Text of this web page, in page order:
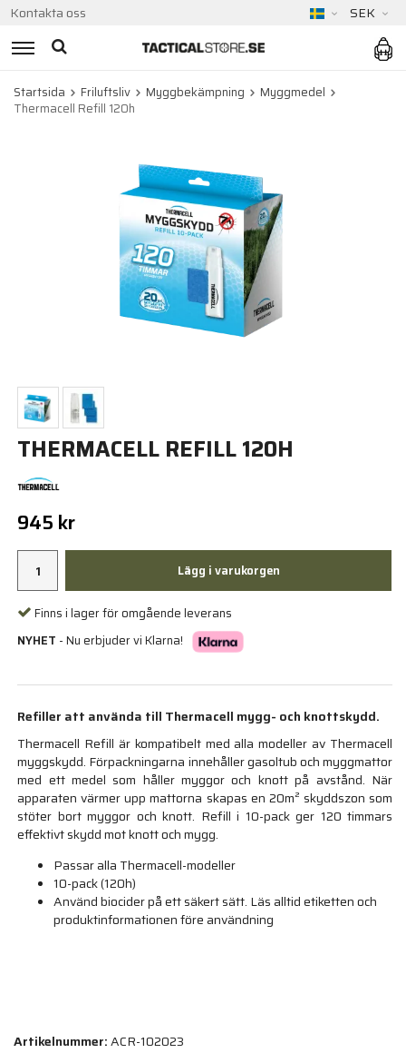
Kontakta oss SEK
Startsida Friluftsliv Myggbekämpning
Myggmedel
Thermacell Refill 120h
THERMACELL REFILL 120H
945 kr
Lägg i varukorgen
Finns i lager för omgående leverans
NYHET - Nu erbjuder vi Klarna!
Refiller att använda till Thermacell mygg- och knottskydd.
Thermacell Refill är kompatibelt med alla modeller av Thermacell
myggskydd. Förpackningarna innehåller gasoltub och myggmattor
med ett medel som håller myggor och knott på avstånd. När
apparaten värmer upp mattorna skapas en 20m² skyddszon som
stöter bort myggor och knott. Refill i 10-pack ger 120 timmars
effektivt skydd mot knott och mygg.
Passar alla Thermacell-modeller
10-pack (120h)
Använd biocider på ett säkert sätt. Läs alltid etiketten och
produktinformationen före användning
Artikelnummer:ACR-102023